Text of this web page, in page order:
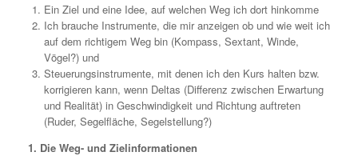
Ein Ziel und eine Idee, auf welchen Weg ich dort hinkomme
Ich brauche Instrumente, die mir anzeigen ob und wie weit ich
auf dem richtigem Weg bin (Kompass, Sextant, Winde,
Vögel?) und
Steuerungsinstrumente, mit denen ich den Kurs halten bzw.
korrigieren kann, wenn Deltas (Differenz zwischen Erwartung
und Realität) in Geschwindigkeit und Richtung auftreten
(Ruder, Segelfläche, Segelstellung?)
1. Die Weg- und Zielinformationen